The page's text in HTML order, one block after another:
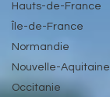
Hauts-de-France
Île-de-France
Normandie
Nouvelle-Aquitaine
Occitanie